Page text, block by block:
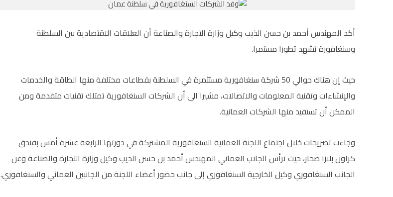
أكد المهندس أحمد بن حسن الذيب وكيل وزارة التجارة والصناعة أن العلاقات الاقتصادية بين السلطنة
وسنغافورة تشهد تطورا مستمرا.
حيث إن هناك حوالي 50 شركة سنغافورية مستثمرة في السلطنة بقطاعات مختلفة منها الطاقة والخدمات
والإنشاءات وتقنية المعلومات والاتصالات، مشيرا الى أن الشركات السنغافورية تمتلك تقنيات متقدمة ومن
الممكن أن تستفيد منها الشركات العمانية.
وجاءت تصريحات خلال اجتماع اللجنة العمانية السنغافورية المشتركة في دورتها الرابعة عشرة أمس بفندق
كراون بلازا صحار، حيث ترأس الجانب العماني المهندس أحمد بن حسن الذيب وكيل وزارة التجارة والصناعة وعن
الجانب السنغافوري وكيل الخارجية السنغافوري إلى جانب حضور أعضاء اللجنة من الجانبين العماني والسنغافوري.